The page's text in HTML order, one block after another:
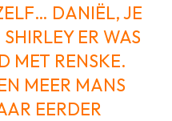
DANIËL, JE
ER WAS
MET RENSKE.
MEER MANS
EERDER